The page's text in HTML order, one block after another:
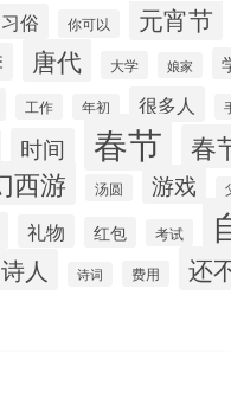
习俗 你可以 元宵节
唐代 大学 娘家
工作 年初 很多人
时间 春节 春
西游 汤圆 游戏
礼物 红包 考试
诗人 诗词 费用 还